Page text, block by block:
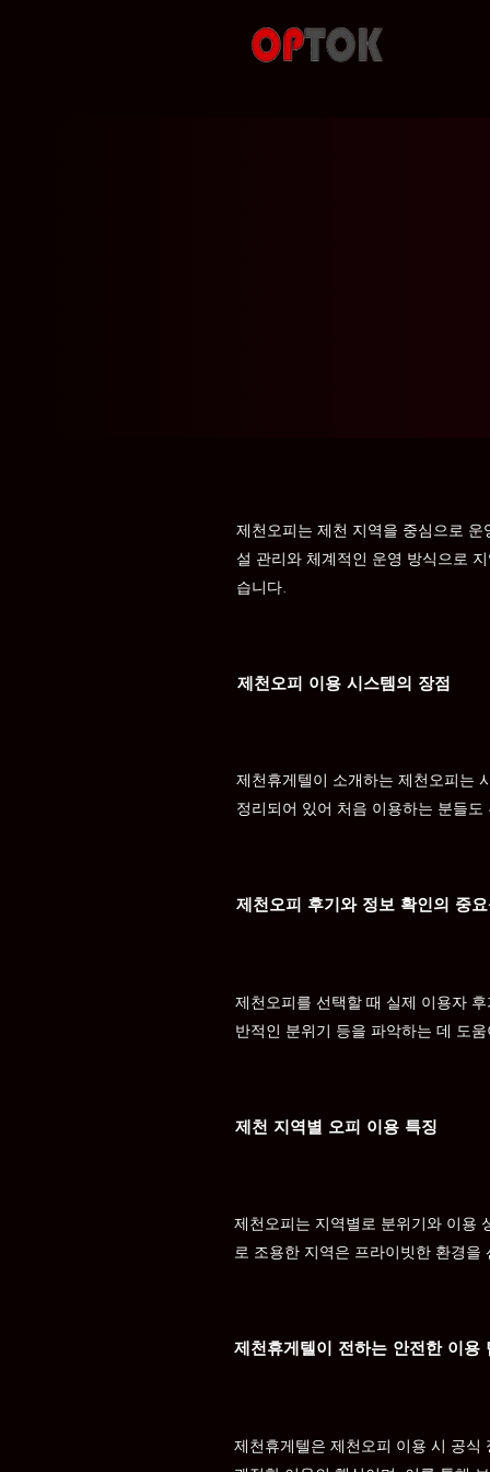
제천오피는 제천 지역을 중심으로
설 관리와 체계적인 운영 방식으로
습니다.
제천오피 이용 시스템의 장점
제천휴게텔이 소개하는 제천오피는
정리되어 있어 처음 이용하는 분들
제천오피 후기와 정보 확인의 중
제천오피를 선택할 때 실제 이용자
반적인 분위기 등을 파악하는 데 도
제천 지역별 오피 이용 특징
제천오피는 지역별로 분위기와 이용
로 조용한 지역은 프라이빗한 환경
제천휴게텔이 전하는 안전한 이용
제천휴게텔은 제천오피 이용 시 공